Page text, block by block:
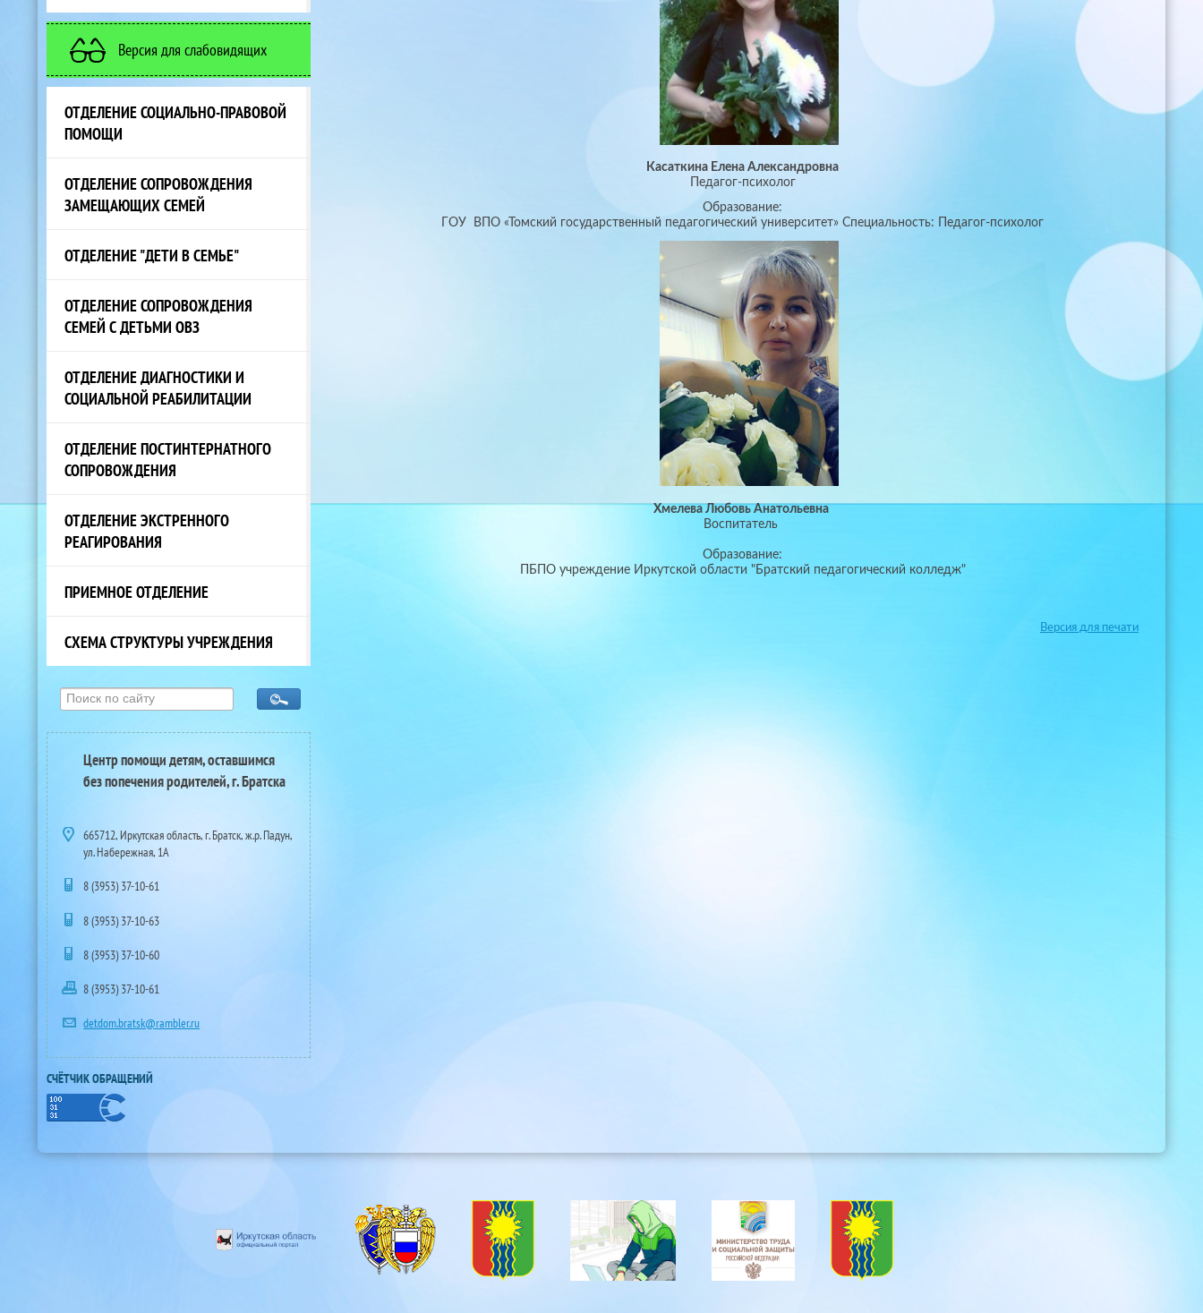
Версия для слабовидящих
ОТДЕЛЕНИЕ СОЦИАЛЬНО-ПРАВОВОЙ
ПОМОЩИ
ОТДЕЛЕНИЕ СОПРОВОЖДЕНИЯ
ЗАМЕЩАЮЩИХ СЕМЕЙ
ОТДЕЛЕНИЕ "ДЕТИ В СЕМЬЕ"
ОТДЕЛЕНИЕ СОПРОВОЖДЕНИЯ
СЕМЕЙ С ДЕТЬМИ ОВЗ
ОТДЕЛЕНИЕ ДИАГНОСТИКИ И
СОЦИАЛЬНОЙ РЕАБИЛИТАЦИИ
ОТДЕЛЕНИЕ ПОСТИНТЕРНАТНОГО
СОПРОВОЖДЕНИЯ
ОТДЕЛЕНИЕ ЭКСТРЕННОГО
РЕАГИРОВАНИЯ
ПРИЕМНОЕ ОТДЕЛЕНИЕ
СХЕМА СТРУКТУРЫ УЧРЕЖДЕНИЯ
Центр помощи детям, оставшимся
без попечения родителей, г. Братска
665712, Иркутская область, г. Братск, ж.р. Падун,
ул. Набережная, 1А
8 (3953) 37-10-61
8 (3953) 37-10-63
8 (3953) 37-10-60
8 (3953) 37-10-61
detdom.bratsk@rambler.ru
СЧЁТЧИК ОБРАЩЕНИЙ
Касаткина Елена Александровна
Педагог-психолог
Образование:
ГОУ ВПО «Томский государственный педагогический университет» Специальность: Педагог-психолог
Хмелева Любовь Анатольевна
Воспитатель
Образование:
ПБПО учреждение Иркутской области "Братский педагогический колледж"
Версия для печати